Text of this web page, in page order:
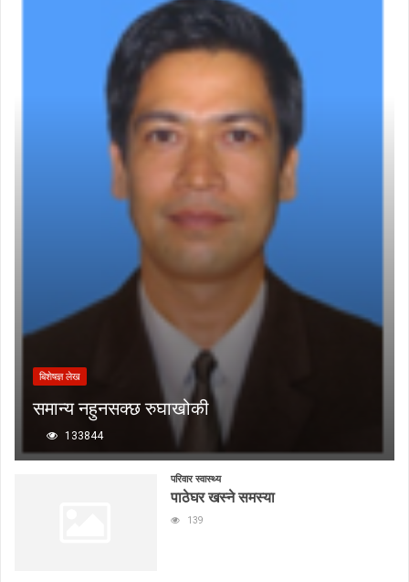
बिशेषज्ञ लेख
समान्य नहुनसक्छ रुघाखोकी
133844
परिवार स्वास्थ्य
पाठेघर खस्ने समस्या
139